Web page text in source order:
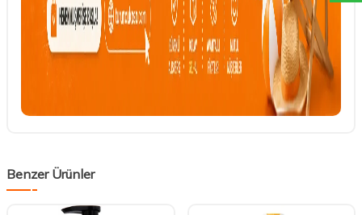
Benzer Ürünler